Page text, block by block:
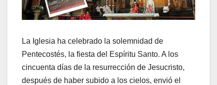
La Iglesia ha celebrado la solemnidad de
Pentecostés, la fiesta del Espíritu Santo. A los
cincuenta días de la resurrección de Jesucristo,
después de haber subido a los cielos, envió el